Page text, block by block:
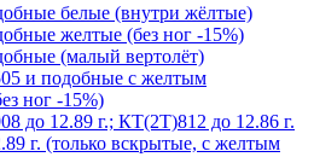
белые (внутри жёлтые)
желтые (без ног -15%)
(малый вертолёт)
и подобные с желтым
ног -15%)
до 12.89 г.; КТ(2Т)812 до 12.86 г.
г. (только вскрытые, с желтым